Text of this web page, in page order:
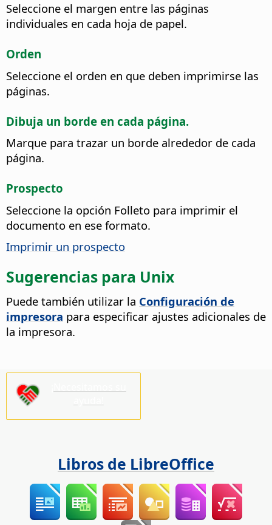
Seleccione el margen entre las páginas
individuales en cada hoja de papel.
Orden
Seleccione el orden en que deben imprimirse las
páginas.
Dibuja un borde en cada página.
Marque para trazar un borde alrededor de cada
página.
Prospecto
Seleccione la opción Folleto para imprimir el
documento en ese formato.
Imprimir un prospecto
Sugerencias para Unix
Puede también utilizar la Configuración de
impresora para especificar ajustes adicionales de
la impresora.
Libros de LibreOffice